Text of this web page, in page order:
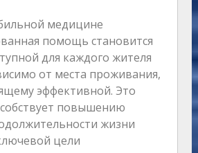
медицине
помощь становится
для каждого жителя
от места проживания,
эффективной. Это
повышению
жизни
цели